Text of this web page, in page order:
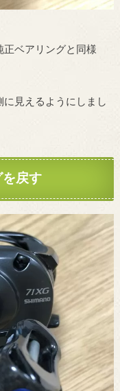
ベアリングと同様
見えるようにしまし
戻す